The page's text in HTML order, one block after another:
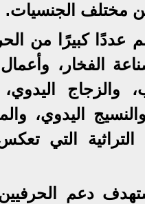
من مختلف الجنسيات.
كبيرًا من
الفخار،
والزجاج
اليدوي،
التراثية التي
دعم